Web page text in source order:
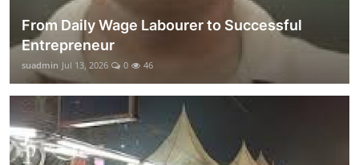
From Daily Wage Labourer to Successful
Entrepreneur
suadmin Jul 13, 2026 0 46